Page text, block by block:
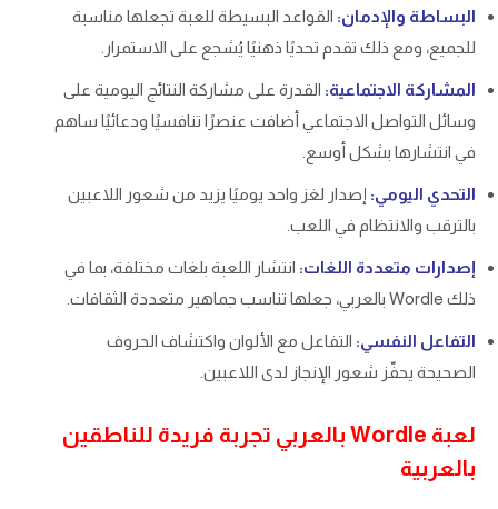
البساطة والإدمان: القواعد البسيطة للعبة تجعلها مناسبة
للجميع، ومع ذلك تقدم تحديًا ذهنيًا يُشجع على الاستمرار.
المشاركة الاجتماعية: القدرة على مشاركة النتائج اليومية على
وسائل التواصل الاجتماعي أضافت عنصرًا تنافسيًا ودعائيًا ساهم
في انتشارها بشكل أوسع.
التحدي اليومي: إصدار لغز واحد يوميًا يزيد من شعور اللاعبين
بالترقب والانتظام في اللعب.
إصدارات متعددة اللغات: انتشار اللعبة بلغات مختلفة، بما في
ذلك Wordle بالعربي، جعلها تناسب جماهير متعددة الثقافات.
التفاعل النفسي: التفاعل مع الألوان واكتشاف الحروف
الصحيحة يحفّز شعور الإنجاز لدى اللاعبين.
لعبة Wordle بالعربي تجربة فريدة للناطقين
بالعربية